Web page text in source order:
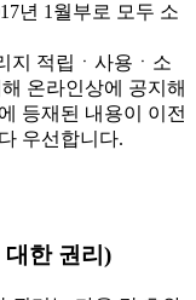
년 1월부로 모두 소
지 적립ㆍ사용ㆍ소
온라인상에 공지해
등재된 내용이 이전
우선합니다.
대한 권리)